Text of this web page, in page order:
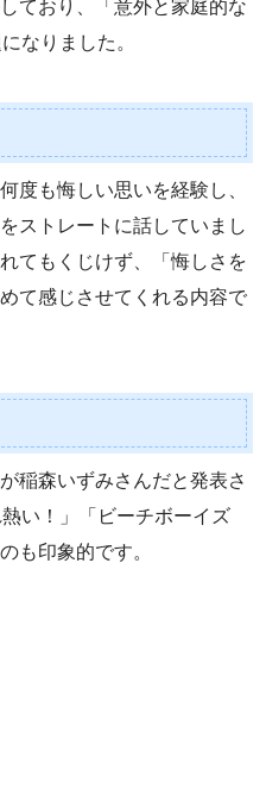
ており、「意外と家庭的な
なりました。
度も悔しい思いを経験し、
ストレートに話していまし
てもくじけず、「悔しさを
て感じさせてくれる内容で
稲森いずみさんだと発表さ
い！」「ビーチボーイズ
も印象的です。